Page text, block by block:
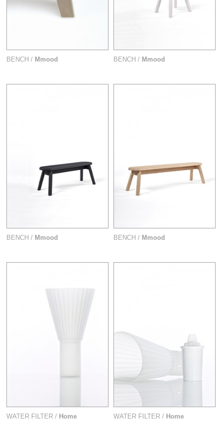
BENCH / Mmood BENCH / Mmood
BENCH / Mmood BENCH / Mmood
WATER FILTER / Home WATER FILTER / Home